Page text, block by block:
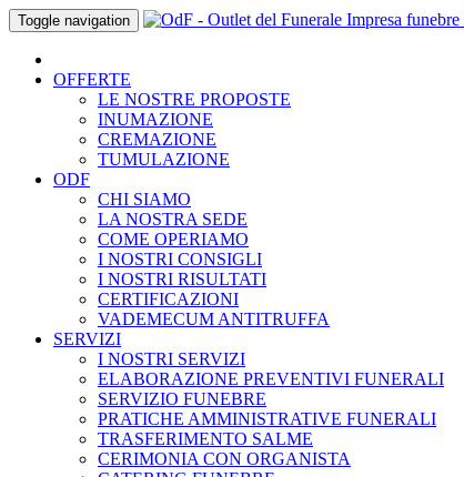
Skip
to
content
Toggle navigation
OFFERTE
LE NOSTRE PROPOSTE
INUMAZIONE
CREMAZIONE
TUMULAZIONE
ODF
CHI SIAMO
LA NOSTRA SEDE
COME OPERIAMO
I NOSTRI CONSIGLI
I NOSTRI RISULTATI
CERTIFICAZIONI
VADEMECUM ANTITRUFFA
SERVIZI
I NOSTRI SERVIZI
ELABORAZIONE PREVENTIVI FUNERALI
SERVIZIO FUNEBRE
PRATICHE AMMINISTRATIVE FUNERALI
TRASFERIMENTO SALME
CERIMONIA CON ORGANISTA